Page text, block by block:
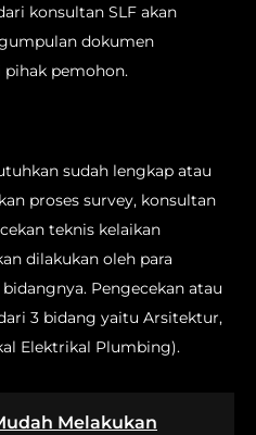
konsultan SLF akan
dokumen
pemohon.
sudah lengkap atau
proses survey, konsultan
teknis kelaikan
dilakukan oleh para
Pengecekan atau
3 bidang yaitu Arsitektur,
Elektrikal Plumbing).
Melakukan